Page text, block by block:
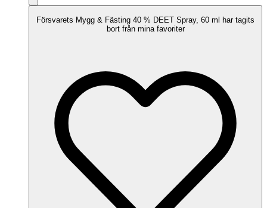
Försvarets Mygg & Fästing 40 % DEET Spray, 60 ml har tagits
bort från mina favoriter